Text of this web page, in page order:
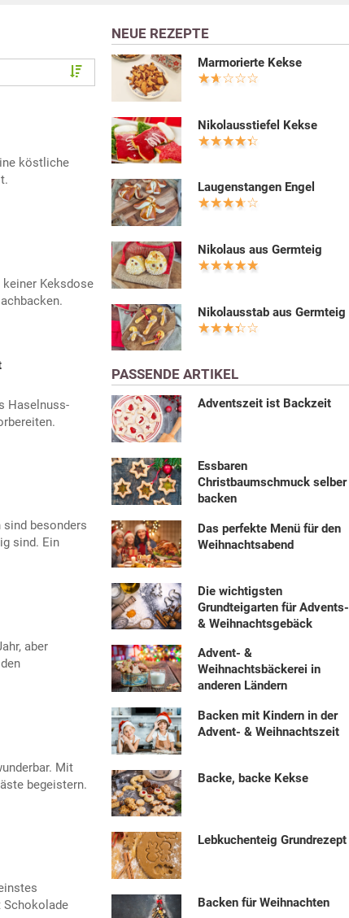
köstliche
Keksdose
Haselnuss-
besonders
sind. Ein
aber
Mit
begeistern.
Schokolade
NEUE REZEPTE
Marmorierte Kekse
Nikolausstiefel Kekse
Laugenstangen Engel
Nikolaus aus Germteig
Nikolausstab aus Germteig
PASSENDE ARTIKEL
Adventszeit ist Backzeit
Essbaren
Christbaumschmuck selber
backen
Das perfekte Menü für den
Weihnachtsabend
Die wichtigsten
Grundteigarten für Advents-
& Weihnachtsgebäck
Advent- &
Weihnachtsbäckerei in
anderen Ländern
Backen mit Kindern in der
Advent- & Weihnachtszeit
Backe, backe Kekse
Lebkuchenteig Grundrezept
Backen für Weihnachten